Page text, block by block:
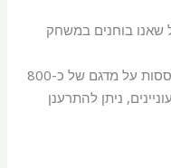
שאנו בוחנים במשחק
בפוסט יופיעו ויזואליזציות שונות המתבססות על מדגם של כ-800
ניתן להתרענן